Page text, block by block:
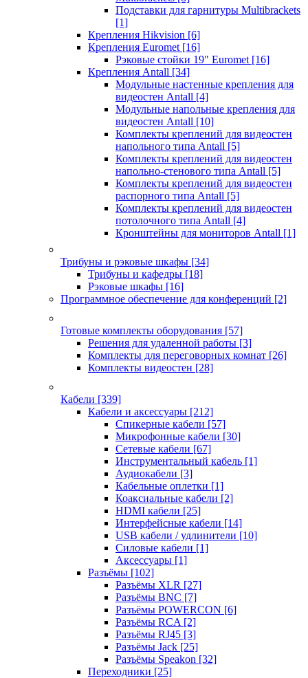
Подставки для гарнитуры Multibrackets
[1]
Крепления Hikvision [6]
Крепления Euromet [16]
Рэковые стойки 19" Euromet [16]
Крепления Antall [34]
Модульные настенные крепления для
видеостен Antall [4]
Модульные напольные крепления для
видеостен Antall [10]
Комплекты креплений для видеостен
напольного типа Antall [5]
Комплекты креплений для видеостен
напольно-стенового типа Antall [5]
Комплекты креплений для видеостен
распорного типа Antall [5]
Комплекты креплений для видеостен
потолочного типа Antall [4]
Кронштейны для мониторов Antall [1]
Трибуны и рэковые шкафы [34]
Трибуны и кафедры [18]
Рэковые шкафы [16]
Программное обеспечение для конференций [2]
Готовые комплекты оборудования [57]
Решения для удаленной работы [3]
Комплекты для переговорных комнат [26]
Комплекты видеостен [28]
Кабели [339]
Кабели и аксессуары [212]
Спикерные кабели [57]
Микрофонные кабели [30]
Сетевые кабели [67]
Инструментальный кабель [1]
Аудиокабели [3]
Кабельные оплетки [1]
Коаксиальные кабели [2]
HDMI кабели [25]
Интерфейсные кабели [14]
USB кабели / удлинители [10]
Силовые кабели [1]
Аксессуары [1]
Разъёмы [102]
Разъёмы XLR [27]
Разъёмы BNC [7]
Разъёмы POWERCON [6]
Разъёмы RCA [2]
Разъёмы RJ45 [3]
Разъёмы Jack [25]
Разъёмы Speakon [32]
Переходники [25]